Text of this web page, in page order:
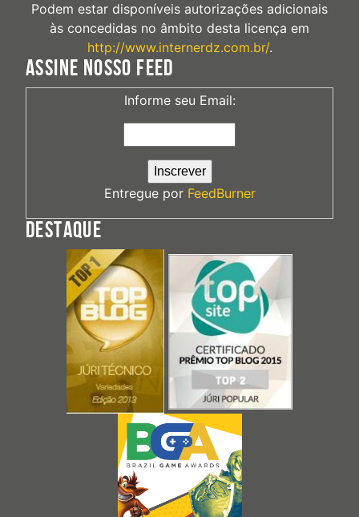
Podem estar disponíveis autorizações adicionais
às concedidas no âmbito desta licença em
http://www.internerdz.com.br/.
ASSINE NOSSO FEED
Informe seu Email:
Entregue por FeedBurner
DESTAQUE